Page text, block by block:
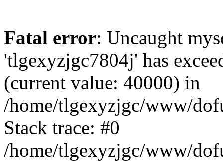
Fatal error: Uncaught
'tlgexyzjgc7804j' has
(current value: 40000) in
/home/tlgexyzjgc/www/
Stack trace: #0
/home/tlgexyzjgc/www/